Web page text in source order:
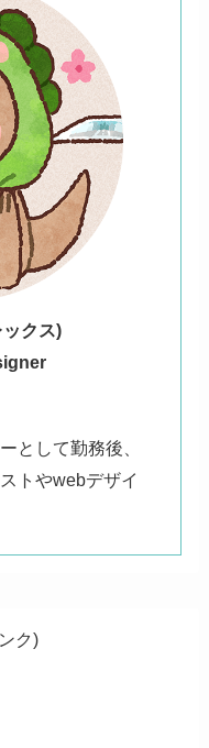
クス)
として勤務後、
トやwebデザイ
ク)